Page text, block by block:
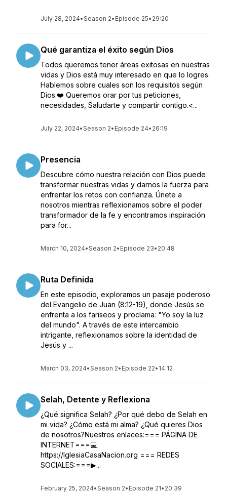
July 28, 2024•Season 2• Episode 25• 29:20
Qué garantiza el éxito según Dios
Todos queremos tener áreas exitosas en nuestras
vidas y Dios está muy interesado en que lo logres.
Hablemos sobre cuales son los requisitos según
Dios.❤️ Queremos orar por tus peticiones,
necesidades, Saludarte y compartir contigo.<...
July 22, 2024•Season 2• Episode 24• 26:19
Presencia
Descubre cómo nuestra relación con Dios puede
transformar nuestras vidas y darnos la fuerza para
enfrentar los retos con confianza. Únete a
nosotros mientras reflexionamos sobre el poder
transformador de la fe y encontramos inspiración
para for...
March 10, 2024•Season 2• Episode 23• 20:48
Ruta Definida
En este episodio, exploramos un pasaje poderoso
del Evangelio de Juan (8:12-19), donde Jesús se
enfrenta a los fariseos y proclama: "Yo soy la luz
del mundo". A través de este intercambio
intrigante, reflexionamos sobre la identidad de
Jesús y ...
March 03, 2024•Season 2• Episode 22• 14:12
Selah, Detente y Reflexiona
¿Qué significa Selah? ¿Por qué debo de Selah en
mi vida? ¿Cómo está mi alma? ¿Qué quieres Dios
de nosotros?Nuestros enlaces:=== PÁGINA DE
INTERNET===💻
https://IglesiaCasaNacion.org === REDES
SOCIALES:===▶...
February 25, 2024•Season 2• Episode 21• 20:39